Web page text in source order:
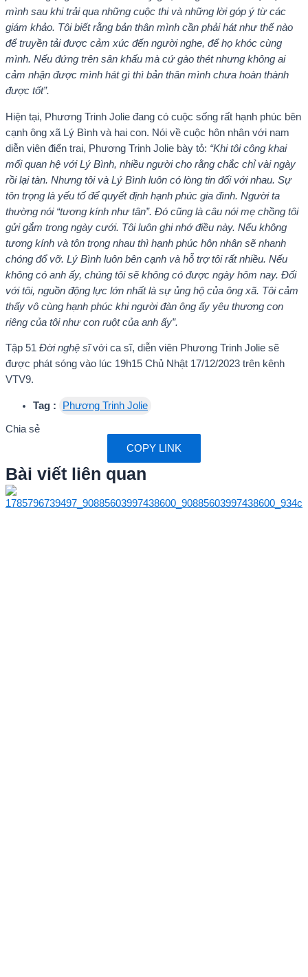
mình sau khi trải qua những cuộc thi và những lời góp ý từ các
giám khảo. Tôi biết rằng bản thân mình cần phải hát như thế nào
để truyền tải được cảm xúc đến người nghe, để họ khóc cùng
mình. Nếu đứng trên sân khấu mà cứ gào thét nhưng không ai
cảm nhận được mình hát gì thì bản thân mình chưa hoàn thành
được tốt”.
Hiện tại, Phương Trinh Jolie đang có cuộc sống rất hạnh phúc bên
cạnh ông xã Lý Bình và hai con. Nói về cuộc hôn nhân với nam
diễn viên điển trai, Phương Trinh Jolie bày tỏ: “Khi tôi công khai
mối quan hệ với Lý Bình, nhiều người cho rằng chắc chỉ vài ngày
rồi lại tàn. Nhưng tôi và Lý Bình luôn có lòng tin đối với nhau. Sự
tôn trọng là yếu tố để quyết định hạnh phúc gia đình. Người ta
thường nói “tương kính như tân”. Đó cũng là câu nói mẹ chồng tôi
gửi gắm trong ngày cưới. Tôi luôn ghi nhớ điều này. Nếu không
tương kính và tôn trọng nhau thì hạnh phúc hôn nhân sẽ nhanh
chóng đổ vỡ. Lý Bình luôn bên cạnh và hỗ trợ tôi rất nhiều. Nếu
không có anh ấy, chúng tôi sẽ không có được ngày hôm nay. Đối
với tôi, nguồn động lực lớn nhất là sự ủng hộ của ông xã. Tôi cảm
thấy vô cùng hạnh phúc khi người đàn ông ấy yêu thương con
riêng của tôi như con ruột của anh ấy”.
Tập 51 Đời nghệ sĩvới ca sĩ, diễn viên Phương Trinh Jolie sẽ
được phát sóng vào lúc 19h15 Chủ Nhật 17/12/2023 trên kênh
VTV9.
Tag : Phương Trinh Jolie
Chia sẻ
COPY LINK
Bài viết liên quan